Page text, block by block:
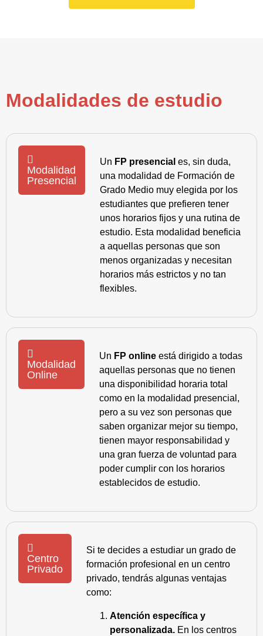
Modalidades de estudio
Modalidad
Presencial
Un FP presencial es, sin duda,
una modalidad de Formación de
Grado Medio muy elegida por los
estudiantes que prefieren tener
unos horarios fijos y una rutina de
estudio. Esta modalidad beneficia
a aquellas personas que son
menos organizadas y necesitan
horarios más estrictos y no tan
flexibles.
Modalidad
Online
Un FP online está dirigido a todas
aquellas personas que no tienen
una disponibilidad horaria total
como en la modalidad presencial,
pero a su vez son personas que
saben organizar mejor su tiempo,
tienen mayor responsabilidad y
una gran fuerza de voluntad para
poder cumplir con los horarios
establecidos de estudio.
Centro
Privado
Si te decides a estudiar un grado de
formación profesional en un centro
privado, tendrás algunas ventajas
como:
Atención específica y
personalizada. En los centros